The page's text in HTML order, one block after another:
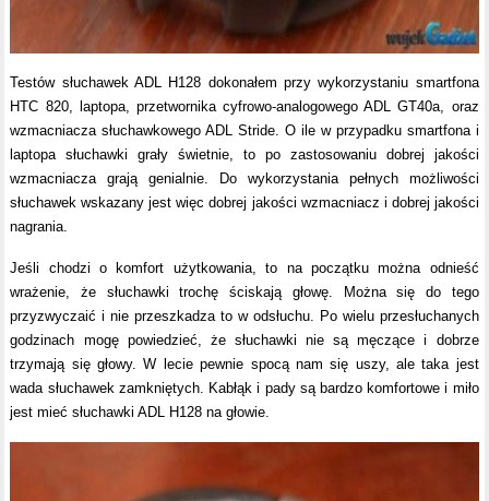
Testów słuchawek ADL H128 dokonałem przy wykorzystaniu smartfona
HTC 820, laptopa, przetwornika cyfrowo-analogowego ADL GT40a, oraz
wzmacniacza słuchawkowego ADL Stride. O ile w przypadku smartfona i
laptopa słuchawki grały świetnie, to po zastosowaniu dobrej jakości
wzmacniacza grają genialnie. Do wykorzystania pełnych możliwości
słuchawek wskazany jest więc dobrej jakości wzmacniacz i dobrej jakości
nagrania.
Jeśli chodzi o komfort użytkowania, to na początku można odnieść
wrażenie, że słuchawki trochę ściskają głowę. Można się do tego
przyzwyczaić i nie przeszkadza to w odsłuchu. Po wielu przesłuchanych
godzinach mogę powiedzieć, że słuchawki nie są męczące i dobrze
trzymają się głowy. W lecie pewnie spocą nam się uszy, ale taka jest
wada słuchawek zamkniętych. Kabłąk i pady są bardzo komfortowe i miło
jest mieć słuchawki ADL H128 na głowie.